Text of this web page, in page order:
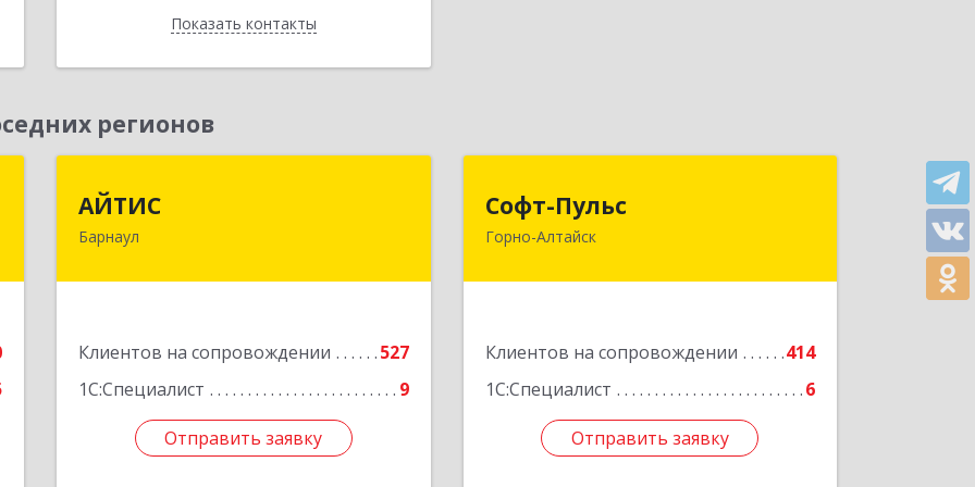
Показать контакты
Назад
регионов
АЙТИС
Барнаул
Клиентов на сопровождении
527
1С:Специалист
9
Отправить заявку
656067, Алтайский край, Барнаул г,
Отправить заявку
Софт-Пульс
Горно-Алтайск
Клиентов на сопровождении
414
1С:Специалист
6
Отправить заявку
649006, Алтай Респ, Горно-Алтайск г,
Отправить заявку